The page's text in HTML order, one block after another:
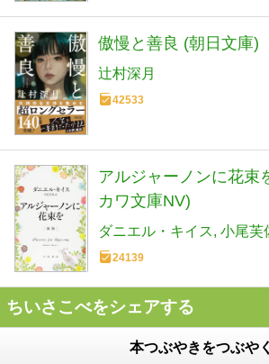
傲慢と善良 (朝日文庫)
辻村深月
42533
アルジャーノンに花束
カワ文庫NV)
ダニエル・キイス 小尾芙
24139
ちいさこべをシェアする
本つぶやきをつぶやく